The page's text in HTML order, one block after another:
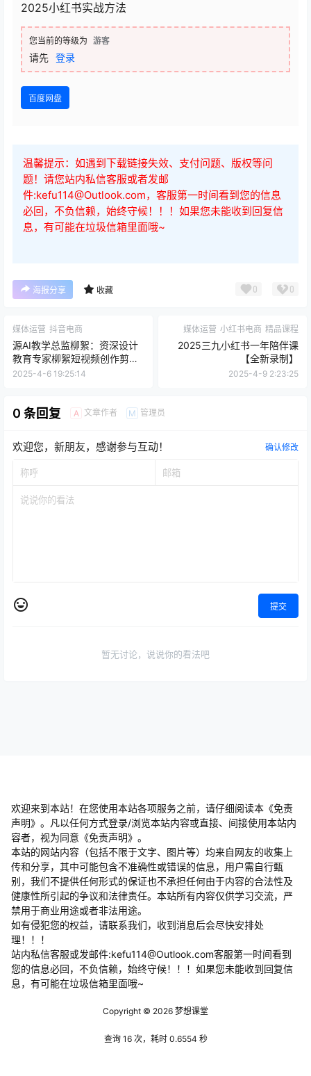
2025小红书实战方法
您当前的等级为 游客
请先 登录
百度网盘
温馨提示：如遇到下载链接失效、支付问题、版权等问
题！请您站内私信客服或者发邮
件:kefu114@Outlook.com，客服第一时间看到您的信息
必回，不负信赖，始终守候！！！如果您未能收到回复信
息，有可能在垃圾信箱里面哦~
海报分享 收藏 0 0
媒体运营 抖音电商
源AI教学总监柳絮：资深设计
教育专家柳絮短视频创作剪辑
运营课
2025-4-6 19:25:14
媒体运营 小红书电商 精品课程
2025三九小红书一年陪伴课
【全新录制】
2025-4-9 2:23:25
0 条回复 A 文章作者 M 管理员
欢迎您，新朋友，感谢参与互动！ 确认修改
提交
暂无讨论，说说你的看法吧
欢迎来到本站！在您使用本站各项服务之前，请仔细阅读本《免责
声明》。凡以任何方式登录/浏览本站内容或直接、间接使用本站内
容者，视为同意《免责声明》。
本站的网站内容（包括不限于文字、图片等）均来自网友的收集上
传和分享，其中可能包含不准确性或错误的信息，用户需自行甄
别，我们不提供任何形式的保证也不承担任何由于内容的合法性及
健康性所引起的争议和法律责任。本站所有内容仅供学习交流，严
禁用于商业用途或者非法用途。
​如有侵犯您的权益，请联系我们，收到消息后会尽快安排处
理！！！
站内私信客服或发邮件:kefu114@Outlook.com客服第一时间看到
您的信息必回，不负信赖，始终守候！！！如果您未能收到回复信
息，有可能在垃圾信箱里面哦~
Copyright © 2026 梦想课堂
查询 16 次，耗时 0.6554 秒